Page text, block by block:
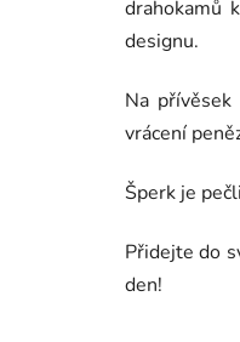
drahokamů
designu.
Na
vrácení
Šperk je
Přidejte do
den!